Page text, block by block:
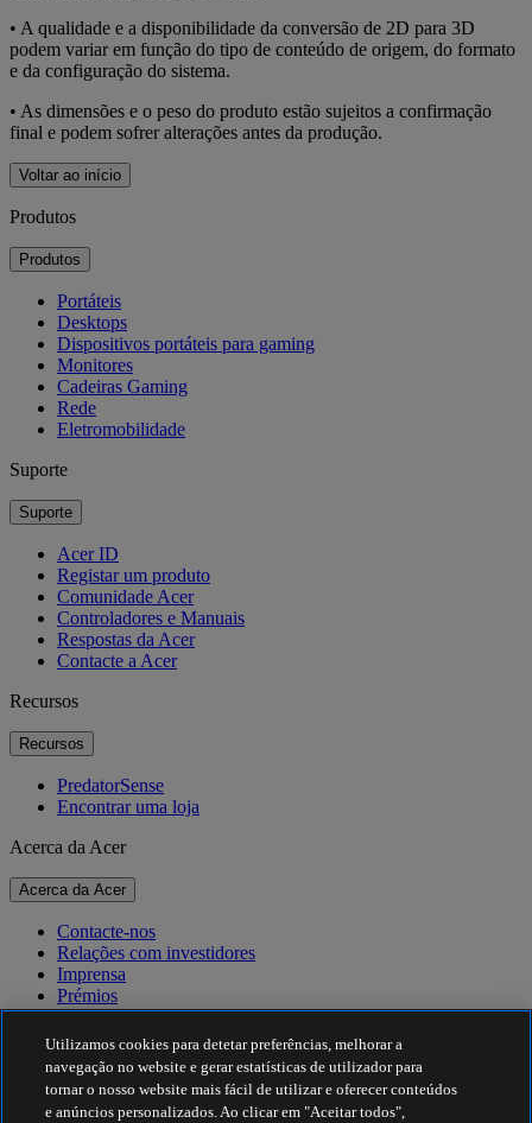
• A qualidade e a disponibilidade da conversão de 2D para 3D
podem variar em função do tipo de conteúdo de origem, do formato
e da configuração do sistema.
• As dimensões e o peso do produto estão sujeitos a confirmação
final e podem sofrer alterações antes da produção.
Voltar ao início
Produtos
Produtos
Portáteis
Desktops
Dispositivos portáteis para gaming
Monitores
Cadeiras Gaming
Rede
Eletromobilidade
Suporte
Suporte
Acer ID
Registar um produto
Comunidade Acer
Controladores e Manuais
Respostas da Acer
Contacte a Acer
Recursos
Recursos
PredatorSense
Encontrar uma loja
Acerca da Acer
Acerca da Acer
Contacte-nos
Relações com investidores
Imprensa
Prémios
Eventos
Sustentabilidade
Sustentabilidade
Utilizamos cookies para detetar preferências, melhorar a
navegação no website e gerar estatísticas de utilizador para
tornar o nosso website mais fácil de utilizar e oferecer conteúdos
e anúncios personalizados. Ao clicar em "Aceitar todos",